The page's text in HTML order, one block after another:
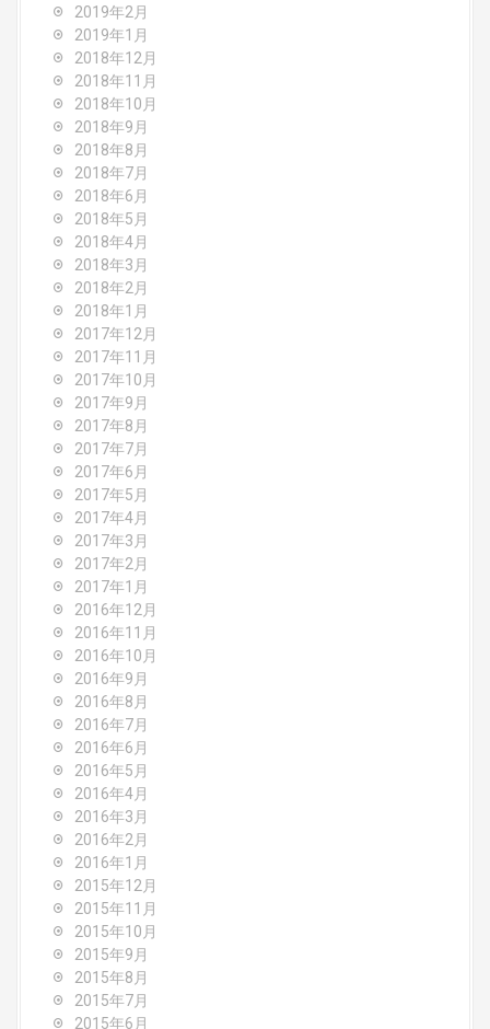
2019年2月
2019年1月
2018年12月
2018年11月
2018年10月
2018年9月
2018年8月
2018年7月
2018年6月
2018年5月
2018年4月
2018年3月
2018年2月
2018年1月
2017年12月
2017年11月
2017年10月
2017年9月
2017年8月
2017年7月
2017年6月
2017年5月
2017年4月
2017年3月
2017年2月
2017年1月
2016年12月
2016年11月
2016年10月
2016年9月
2016年8月
2016年7月
2016年6月
2016年5月
2016年4月
2016年3月
2016年2月
2016年1月
2015年12月
2015年11月
2015年10月
2015年9月
2015年8月
2015年7月
2015年6月